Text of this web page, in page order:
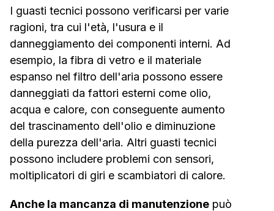
I guasti tecnici possono verificarsi per varie
ragioni, tra cui l'età, l'usura e il
danneggiamento dei componenti interni. Ad
esempio, la fibra di vetro e il materiale
espanso nel filtro dell'aria possono essere
danneggiati da fattori esterni come olio,
acqua e calore, con conseguente aumento
del trascinamento dell'olio e diminuzione
della purezza dell'aria. Altri guasti tecnici
possono includere problemi con sensori,
moltiplicatori di giri e scambiatori di calore.
Anche la mancanza di manutenzione può